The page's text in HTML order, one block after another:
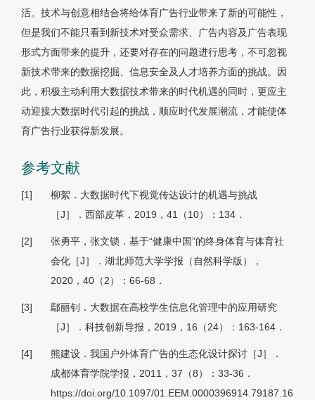
活。技术与创意相结合将给体育广告行业带来了新的可能性，
但是我们不能只看到新技术对受众需求、广告内容及广告表现
形式方面带来的提升，还要对存在的问题进行思考，不可忽视
新技术带来的数据挖掘、信息安全及人才培养方面的挑战。因
此，积极主动利用大数据技术带来的时代机遇的同时，更应主
动迎接大数据时代引起的挑战，顺应时代发展潮流，才能使体
育广告行业获得新发展。
参考文献
[1]
柳絮．大数据时代下视觉传达设计的机遇与挑战
［J］．西部皮革，2019，41（10）：134．
[2]
张勇平，张文锁．基于“健康中国”的终身体育与体育社
会化［J］．湖北师范大学学报（自然科学版），
2020，40（2）：66-68．
[3]
鄢丽钊．大数据在高校学生信息化管理中的应用研究
［J］．科技创新导报，2019，16（24）：163-164．
[4]
熊建设．我国户外体育广告的生态化设计探讨［J］．
成都体育学院学报，2011，37（8）：33-36．
https://doi.org/10.1097/01.EEM.0000396914.79187.16